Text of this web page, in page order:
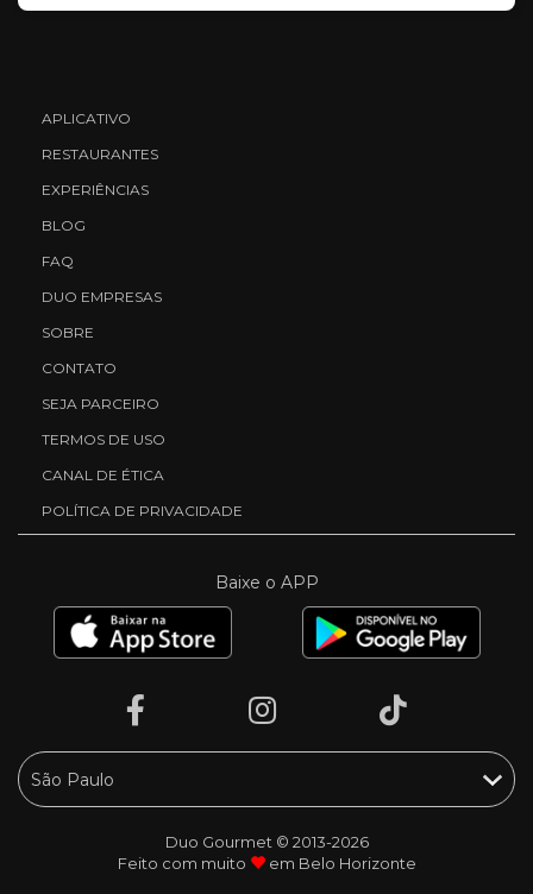
APLICATIVO
RESTAURANTES
EXPERIÊNCIAS
BLOG
FAQ
DUO EMPRESAS
SOBRE
CONTATO
SEJA PARCEIRO
TERMOS DE USO
CANAL DE ÉTICA
POLÍTICA DE PRIVACIDADE
Baixe o APP
Duo Gourmet © 2013-2026
Feito com muito
em Belo Horizonte